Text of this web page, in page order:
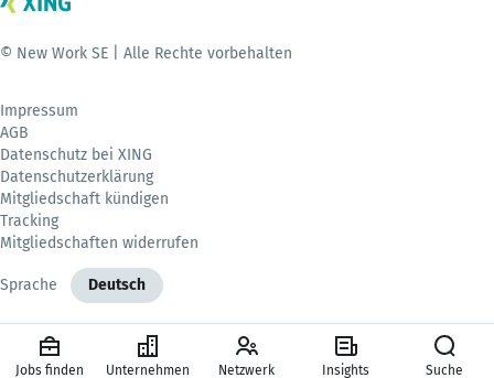
© New Work SE | Alle Rechte vorbehalten
Impressum
AGB
Datenschutz bei XING
Datenschutzerklärung
Mitgliedschaft kündigen
Tracking
Mitgliedschaften widerrufen
Sprache Deutsch
Jobs finden Unternehmen Netzwerk Insights Suche